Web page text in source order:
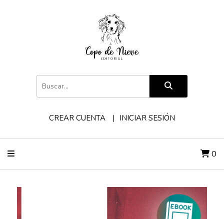
CREAR CUENTA INICIAR SESIÓN
0